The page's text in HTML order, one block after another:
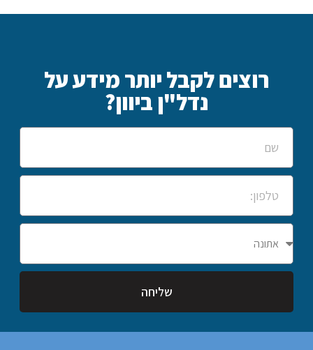
רוצים לקבל יותר מידע על
נדל"ן ביוון?
שליחה